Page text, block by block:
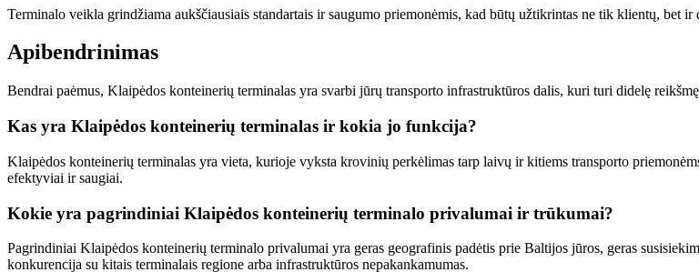
Terminalo veikla grindžiama aukščiausiais standartais ir saugumo priemonėmis, kad būtų užtikrintas ne tik klientų, bet
Apibendrinimas
Bendrai paėmus, Klaipėdos konteinerių terminalas yra svarbi jūrų transporto infrastruktūros dalis, kuri turi didelę
Kas yra Klaipėdos konteinerių terminalas ir kokia jo funkcija?
Klaipėdos konteinerių terminalas yra vieta, kurioje vyksta krovinių perkėlimas tarp laivų ir kitiems transporto
efektyviai ir saugiai.
Kokie yra pagrindiniai Klaipėdos konteinerių terminalo privalumai ir trūkumai?
Pagrindiniai Klaipėdos konteinerių terminalo privalumai yra geras geografinis padėtis prie Baltijos jūros, geras
konkurencija su kitais terminalais regione arba infrastruktūros nepakankamumas.